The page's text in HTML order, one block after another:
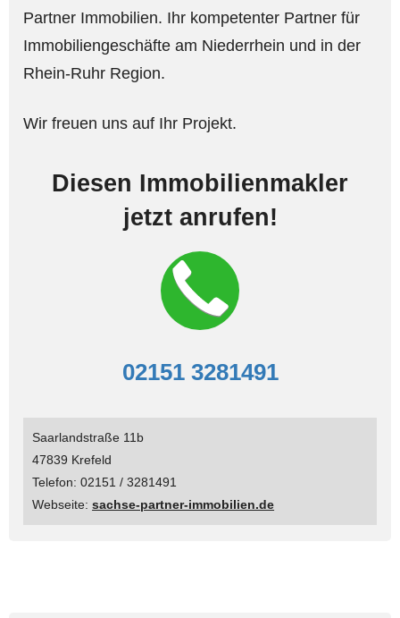
Partner Immobilien. Ihr kompetenter Partner für
Immobiliengeschäfte am Niederrhein und in der
Rhein-Ruhr Region.
Wir freuen uns auf Ihr Projekt.
Diesen Immobilienmakler
jetzt anrufen!
02151 3281491
Saarlandstraße 11b
47839 Krefeld
Telefon: 02151 / 3281491
Webseite:sachse-partner-immobilien.de